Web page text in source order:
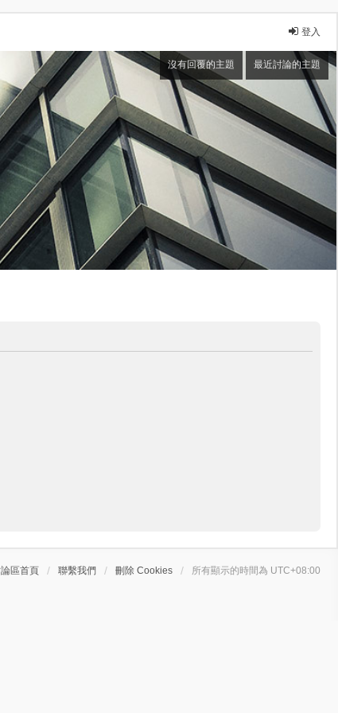
登入
沒有回覆的主題 最近討論的主題
區首頁 聯繫我們 刪除 Cookies 所有顯示的時間為 UTC+08:00